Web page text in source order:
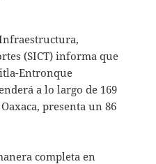
(SICT) informa que
Entronque
a lo largo de 169
presenta un 86
completa en